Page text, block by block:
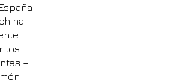
ha
los
–